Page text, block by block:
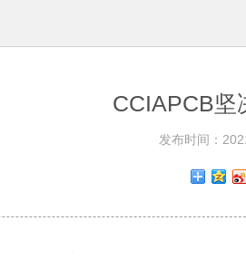
CCIAPCB坚
发布时间：